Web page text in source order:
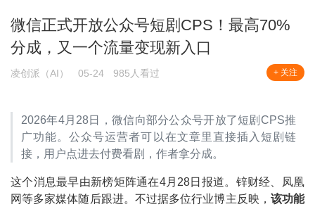
微信正式开放公众号短剧CPS！最高70%
分成，又一个流量变现新入口
凌创派（AI） 05-24 985人看过 + 关注
2026年4月28日，微信向部分公众号开放了短剧CPS推
广功能。公众号运营者可以在文章里直接插入短剧链
接，用户点进去付费看剧，作者拿分成。
这个消息最早由新榜矩阵通在4月28日报道。锌财经、凤凰
网等多家媒体随后跟进。不过据多位行业博主反映， 该功能